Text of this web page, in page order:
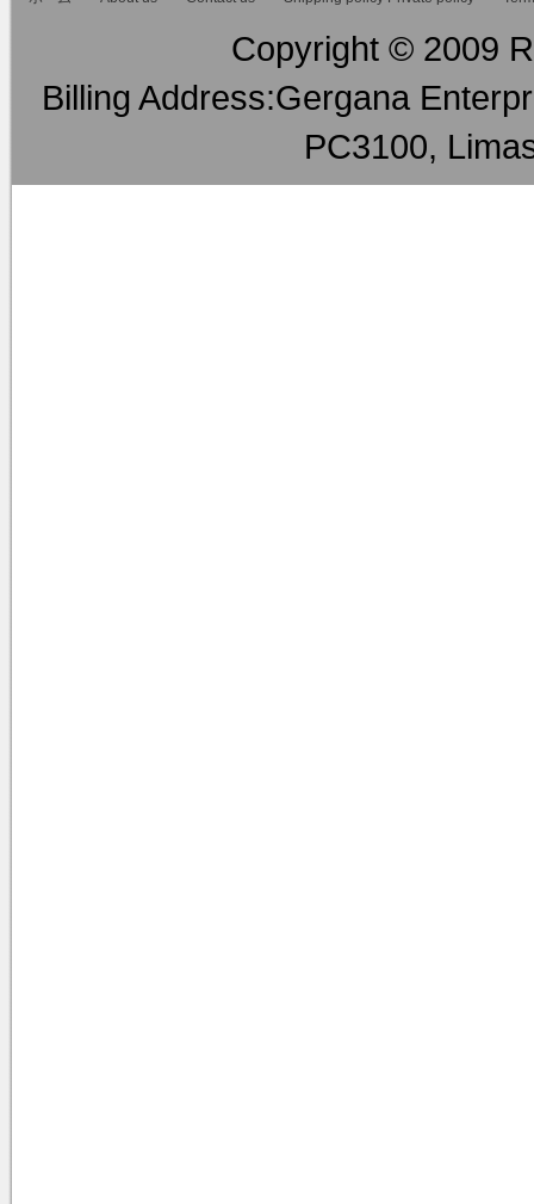
Copyright © 2009
Billing Address:Gergana
PC3100,